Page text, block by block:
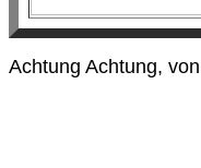
Achtung Achtung,